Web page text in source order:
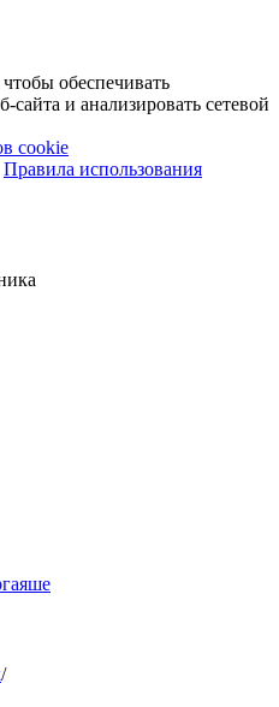
обеспечивать
и анализировать сетевой
cookie
Правила использования
/